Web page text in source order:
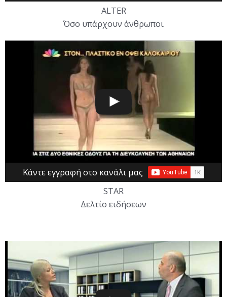
ALTER
Όσο υπάρχουν άνθρωποι
Κάντε εγγραφή στο κανάλι μας
STAR
Δελτίο ειδήσεων